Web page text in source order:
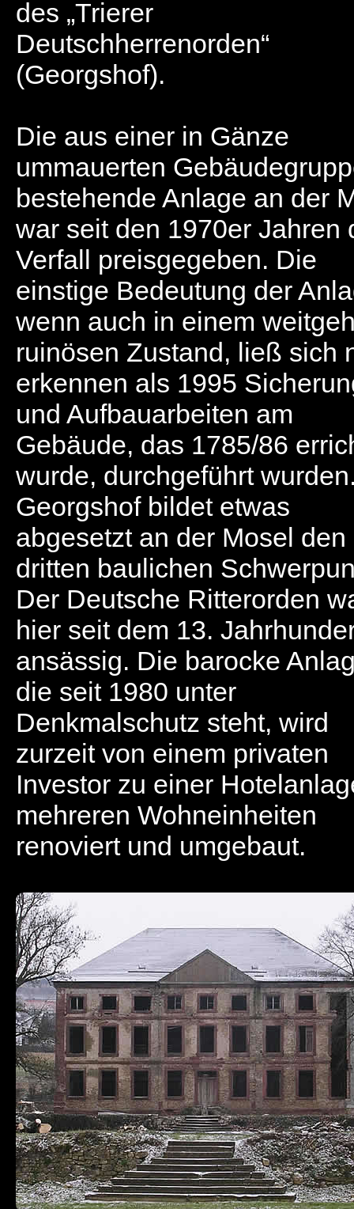
des „Trierer
Deutschherrenorden“
(Georgshof).
Die aus einer in Gänze
ummauerten
bestehende Anlage an der
war seit den 1970er Jahren
Verfall preisgegeben. Die
einstige Bedeutung der
wenn auch in einem
ruinösen Zustand, ließ sich
erkennen als 1995
und Aufbauarbeiten am
Gebäude, das 1785/86
wurde, durchgeführt
Georgshof bildet etwas
abgesetzt an der Mosel den
dritten baulichen
Der Deutsche Ritterorden
hier seit dem 13.
ansässig. Die barocke
die seit 1980 unter
Denkmalschutz steht, wird
zurzeit von einem privaten
Investor zu einer
mehreren Wohneinheiten
renoviert und umgebaut.